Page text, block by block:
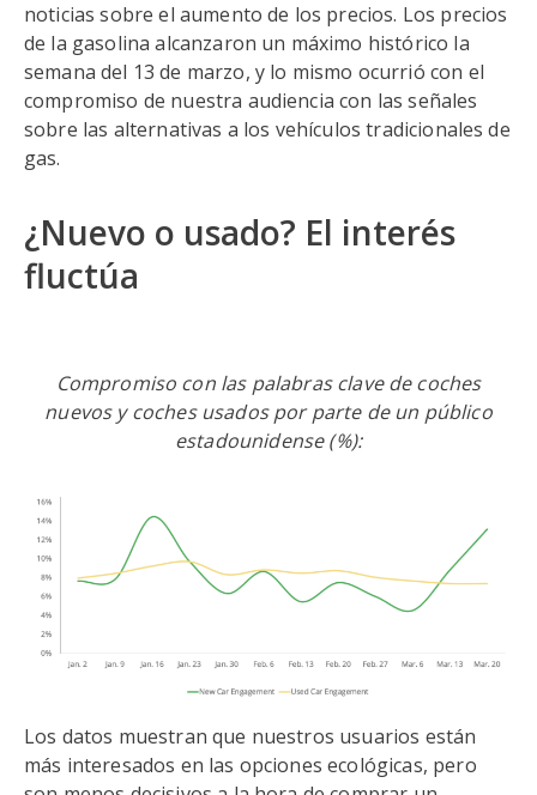
noticias sobre el aumento de los precios. Los precios
de la gasolina alcanzaron un máximo histórico la
semana del 13 de marzo, y lo mismo ocurrió con el
compromiso de nuestra audiencia con las señales
sobre las alternativas a los vehículos tradicionales de
gas.
¿Nuevo o usado? El interés
fluctúa
Compromiso con las palabras clave de coches
nuevos y coches usados por parte de un público
estadounidense (%):
Los datos muestran que nuestros usuarios están
más interesados en las opciones ecológicas, pero